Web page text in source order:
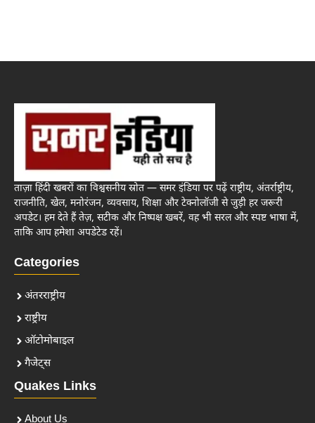
ताज़ा हिंदी खबरों का विश्वसनीय स्रोत — समर इंडिया पर पढ़ें राष्ट्रीय, अंतर्राष्ट्रीय,
राजनीति, खेल, मनोरंजन, व्यवसाय, शिक्षा और टेक्नोलॉजी से जुड़ी हर जरूरी
अपडेट। हम देते हैं तेज़, सटीक और निष्पक्ष खबरें, वह भी सरल और स्पष्ट भाषा में,
ताकि आप हमेशा अपडेटेड रहें।
Categories
अंतरराष्ट्रीय
राष्ट्रीय
ऑटोमोबाइल
गैजेट्स
Quakes Links
About Us